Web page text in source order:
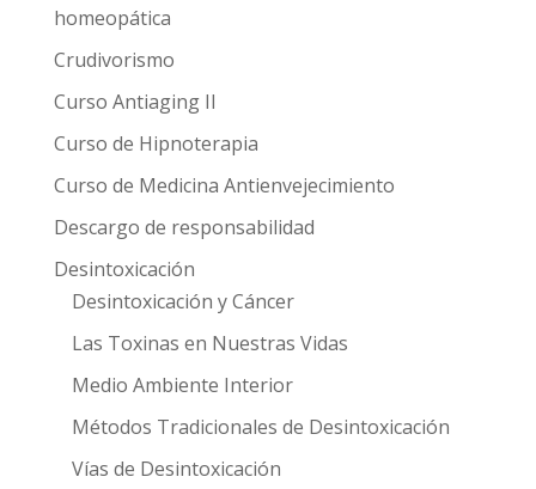
homeopática
Crudivorismo
Curso Antiaging II
Curso de Hipnoterapia
Curso de Medicina Antienvejecimiento
Descargo de responsabilidad
Desintoxicación
Desintoxicación y Cáncer
Las Toxinas en Nuestras Vidas
Medio Ambiente Interior
Métodos Tradicionales de Desintoxicación
Vías de Desintoxicación